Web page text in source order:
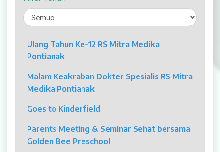
Laparaskopi
OCT
Eye Care
Multi Slice CT-Scan 128 Slices
Mamografi
Klinik Andrologi
Ulang Tahun Ke-12 RS Mitra Medika
Pontianak
Malam Keakraban Dokter Spesialis RS Mitra
Medika Pontianak
Goes to Kinderfield
Parents Meeting & Seminar Sehat bersama
Golden Bee Preschool